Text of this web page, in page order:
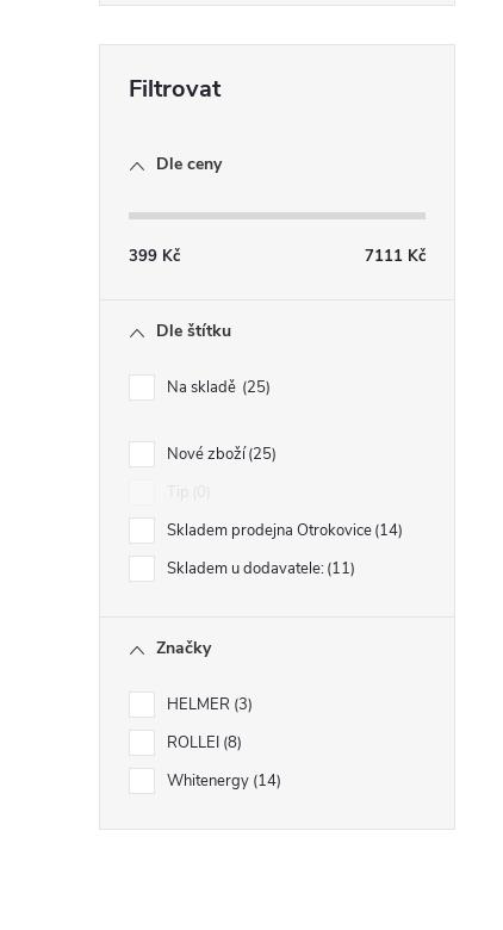
Dle ceny
399 Kč 7111 Kč
Dle štítku
Na skladě 25
Nové zboží 25
Skladem prodejna Otrokovice 14
Skladem u dodavatele: 11
Značky
HELMER 3
ROLLEI 8
Whitenergy 14